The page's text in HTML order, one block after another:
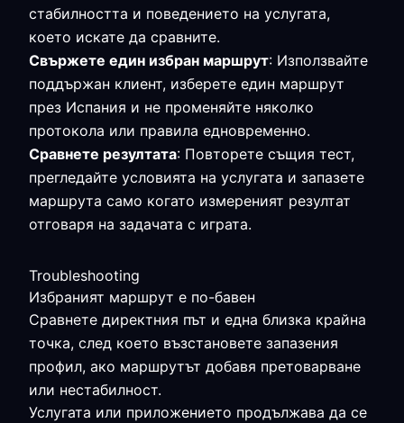
стабилността и поведението на услугата,
което искате да сравните.
Свържете един избран маршрут: Използвайте
поддържан клиент, изберете един маршрут
през Испания и не променяйте няколко
протокола или правила едновременно.
Сравнете резултата: Повторете същия тест,
прегледайте условията на услугата и запазете
маршрута само когато измереният резултат
отговаря на задачата с играта.
Troubleshooting
Избраният маршрут е по-бавен
Сравнете директния път и една близка крайна
точка, след което възстановете запазения
профил, ако маршрутът добавя претоварване
или нестабилност.
Услугата или приложението продължава да се